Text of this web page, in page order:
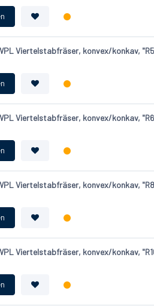
Viertelstabfräser, konvex/konkav,
Viertelstabfräser, konvex/konkav,
Viertelstabfräser, konvex/konkav,
Viertelstabfräser, konvex/konkav,